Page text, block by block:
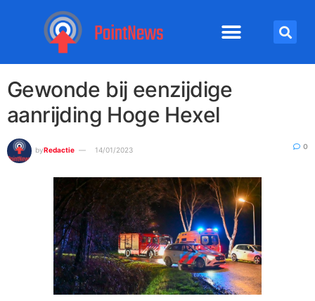
Gewonde bij eenzijdige
aanrijding Hoge Hexel
byRedactie 14/01/2023 0